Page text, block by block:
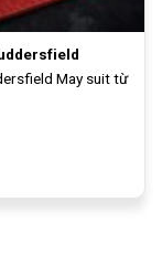
May suit từ